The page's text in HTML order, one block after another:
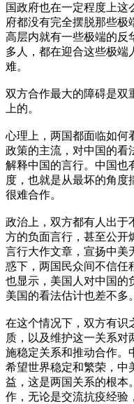
国政府也在一定程度上这
府都没有完全摆脱那些极
高层内就有一些极端的反
多人，都在迎合这些极端
难。
双方合作最大的障碍是双
上的。
心理上，两国都面临如何
政策的主流，对中国的看
解释中国的言行。中国也
度，也就是从最坏的角度
很难合作。
政治上，双方都有人出于
方的负面言行，甚至公开
言行大作文章，宣扬中美
惑下，两国民众间不信任
也显示，美国人对中国的
美国的看法估计也差不多。
在这个情况下，双方有识
质，以及维护这一关系对
施稳定关系和推动合作。
希望世界稳定和繁荣，中
益，这是两国关系的根本
作，无论是交流抗疫经验